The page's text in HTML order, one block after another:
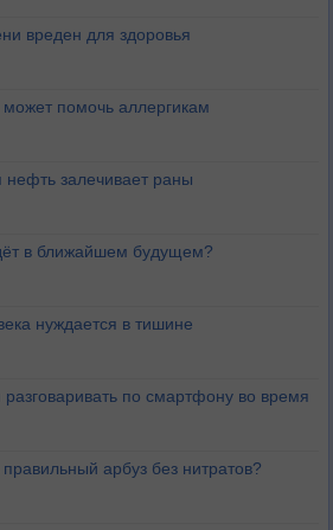
вреден для здоровья
помочь аллергикам
нефть залечивает раны
в ближайшем будущем?
нуждается в тишине
по смартфону во время
правильный арбуз без нитратов?